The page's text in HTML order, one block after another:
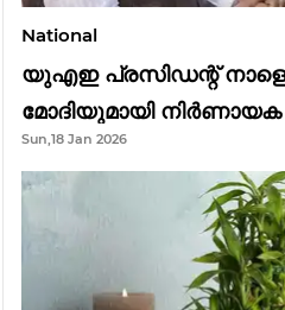
National
യുഎഇ പ്രസിഡന്റ്
മോദിയുമായി നിർണായക
Sun,18 Jan 2026